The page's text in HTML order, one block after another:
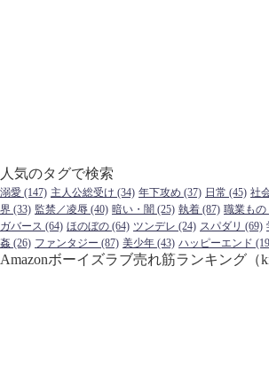
人気のタグで検索
溺愛 (147) 主人公総受け (34) 年下攻め (37) 日常 (45) 社
界 (33) 監禁／凌辱 (40) 暗い・闇 (25) 執着 (87) 職業もの
ガバース (64) ほのぼの (64) ツンデレ (24) スパダリ (69)
姦 (26) ファンタジー (87) 美少年 (43) ハッピーエンド
Amazonボーイズラブ売れ筋ランキング（